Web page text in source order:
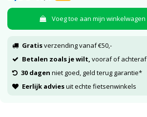
Voeg toe aan mijn winkelwagen
Gratisverzending vanaf €50,-
Betalen zoals je wilt, vooraf of achteraf
30 dagen niet goed, geld terug garantie*
Eerlijk adviesuit echte fietsenwinkels